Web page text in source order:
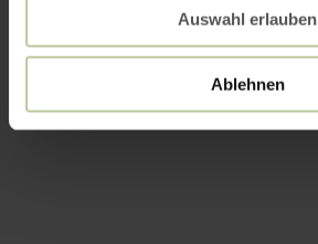
Auswahl erlauben
Ablehnen